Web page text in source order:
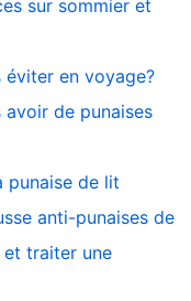
sur sommier et
éviter en voyage?
de punaises
punaise de lit
anti-punaises de
traiter une